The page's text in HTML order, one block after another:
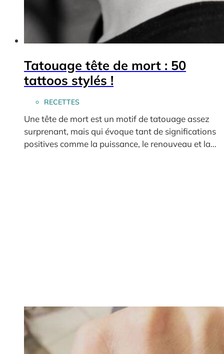
Tatouage tête de mort : 50
tattoos stylés !
RECETTES
Une tête de mort est un motif de tatouage assez
surprenant, mais qui évoque tant de significations
positives comme la puissance, le renouveau et la…